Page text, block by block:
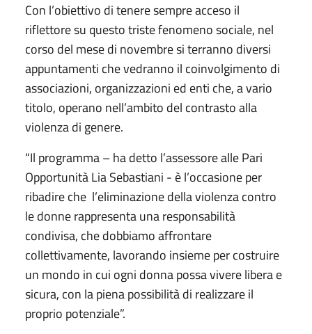
Con l’obiettivo di tenere sempre acceso il
riflettore su questo triste fenomeno sociale, nel
corso del mese di novembre si terranno diversi
appuntamenti che vedranno il coinvolgimento di
associazioni, organizzazioni ed enti che, a vario
titolo, operano nell’ambito del contrasto alla
violenza di genere.
“Il programma – ha detto l’assessore alle Pari
Opportunità Lia Sebastiani - è l’occasione per
ribadire che l’eliminazione della violenza contro
le donne rappresenta una responsabilità
condivisa, che dobbiamo affrontare
collettivamente, lavorando insieme per costruire
un mondo in cui ogni donna possa vivere libera e
sicura, con la piena possibilità di realizzare il
proprio potenziale”.